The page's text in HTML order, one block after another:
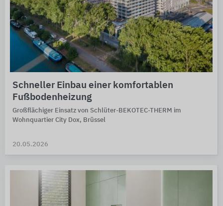
Schneller Einbau einer komfortablen
Fußbodenheizung
Großflächiger Einsatz von Schlüter-BEKOTEC-THERM im
Wohnquartier City Dox, Brüssel
20.05.2026